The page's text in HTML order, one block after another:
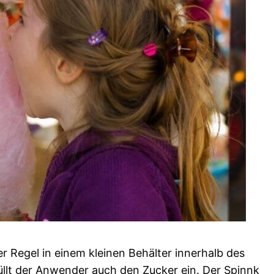
Regel in einem kleinen Behälter innerhalb des
der Anwender auch den Zucker ein. Der